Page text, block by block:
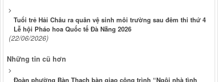
Tuổi trẻ Hải Châu ra quân vệ sinh môi trường sau đêm thi thứ 4
Lễ hội Pháo hoa Quốc tế Đà Nẵng 2026
(22/06/2026)
Những tin cũ hơn
Đoàn phường Bàn Thạch bàn giao công trình “Ngôi nhà tình